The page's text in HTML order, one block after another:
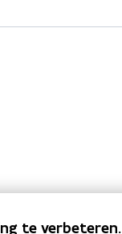
te verbeteren.